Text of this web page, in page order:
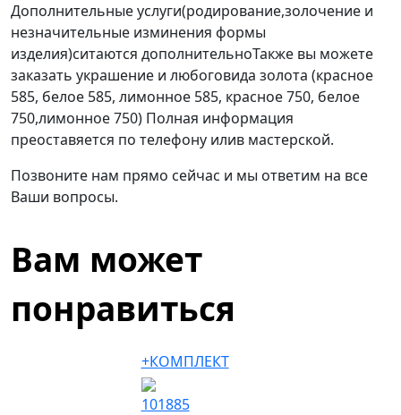
Дополнительные услуги(родирование,золочение и
незначительные изминения формы
изделия)ситаются дополнительноТакже вы можете
заказать украшение и любоговида золота (красное
585, белое 585, лимонное 585, красное 750, белое
750,лимонное 750) Полная информация
преоставяется по телефону илив мастерской.
Позвоните нам прямо сейчас и мы ответим на все
Ваши вопросы.
Вам может
понравиться
+КОМПЛЕКТ
101885